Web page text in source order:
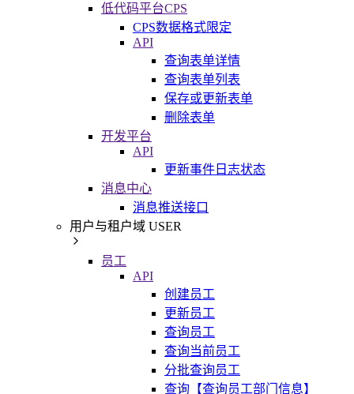
低代码平台CPS
CPS数据格式限定
API
查询表单详情
查询表单列表
保存或更新表单
删除表单
开发平台
API
更新事件日志状态
消息中心
消息推送接口
用户与租户域 USER
员工
API
创建员工
更新员工
查询员工
查询当前员工
分批查询员工
查询【查询员工部门信息】